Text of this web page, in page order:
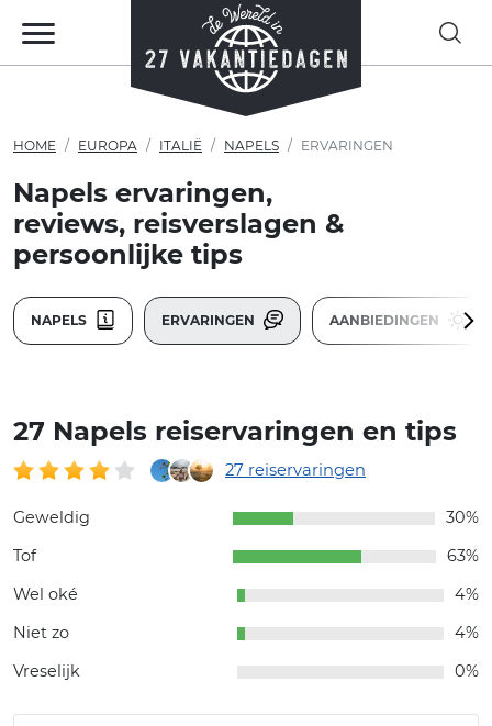
HOME EUROPA ITALIË NAPELS ERVARINGEN
Napels ervaringen,
reviews, reisverslagen &
persoonlijke tips
NAPELS ERVARINGEN AANBIEDINGEN
27 Napels reiservaringen en tips
27 reiservaringen
Geweldig
30%
Tof
63%
Wel oké
4%
Niet zo
4%
Vreselijk
0%